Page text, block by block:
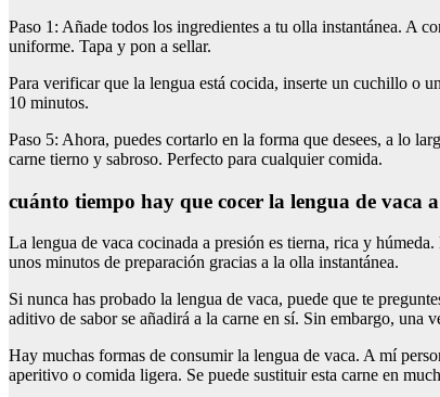
Paso 1: Añade todos los ingredientes a tu olla instantánea. A
uniforme. Tapa y pon a sellar.
Para verificar que la lengua está cocida, inserte un cuchillo o
10 minutos.
Paso 5: Ahora, puedes cortarlo en la forma que desees, a lo
carne tierno y sabroso. Perfecto para cualquier comida.
cuánto tiempo hay que cocer la lengua de vaca
La lengua de vaca cocinada a presión es tierna, rica y
unos minutos de preparación gracias a la olla instantánea.
Si nunca has probado la lengua de vaca, puede que te
aditivo de sabor se añadirá a la carne en sí. Sin embargo, una
Hay muchas formas de consumir la lengua de vaca. A mí
aperitivo o comida ligera. Se puede sustituir esta carne en